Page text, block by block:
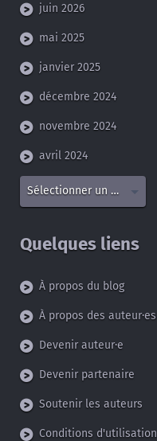
juin 2026
mai 2025
janvier 2025
décembre 2024
novembre 2024
avril 2024
Sélectionner un mois
Quelques liens
À propos du blog
À propos des auteur·es
Devenir auteur·e
Devenir partenaire
Soutenir les auteurs
Conditions d'utilisation